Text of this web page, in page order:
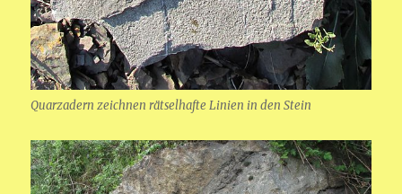
Quarzadern zeichnen rätselhafte Linien in den Stein